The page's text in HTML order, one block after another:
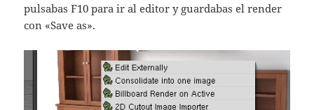
pulsabas F10 para ir al editor y guardabas el render
con «Save as».